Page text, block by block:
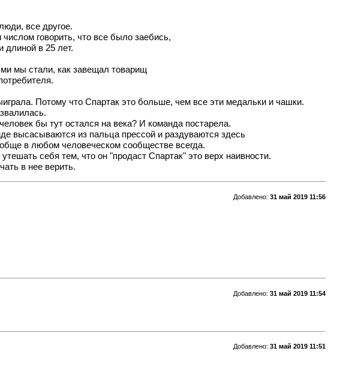
все другое.
говорить, что все было заебись,
длиной в 25 лет.
мы стали, как завещал товарищ
Потому что Спартак это больше, чем все эти медальки и чашки.
бы тут остался на века? И команда постарела.
высасываются из пальца прессой и раздуваются здесь
в любом человеческом сообществе всегда.
себя тем, что он "продаст Спартак" это верх наивности.
в нее верить.
Добавлено: 31 май 2019 11:56
Добавлено: 31 май 2019 11:54
Добавлено: 31 май 2019 11:51